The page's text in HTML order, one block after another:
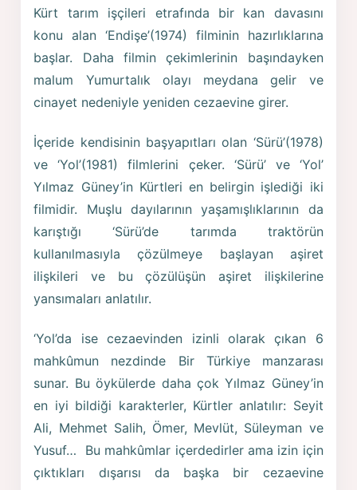
Kürt tarım işçileri etrafında bir kan davasını
konu alan ‘Endişe’(1974) filminin hazırlıklarına
başlar. Daha filmin çekimlerinin başındayken
malum Yumurtalık olayı meydana gelir ve
cinayet nedeniyle yeniden cezaevine girer.
İçeride kendisinin başyapıtları olan ‘Sürü’(1978)
ve ‘Yol’(1981) filmlerini çeker. ‘Sürü’ ve ‘Yol’
Yılmaz Güney’in Kürtleri en belirgin işlediği iki
filmidir. Muşlu dayılarının yaşamışlıklarının da
karıştığı ‘Sürü’de tarımda traktörün
kullanılmasıyla çözülmeye başlayan aşiret
ilişkileri ve bu çözülüşün aşiret ilişkilerine
yansımaları anlatılır.
‘Yol’da ise cezaevinden izinli olarak çıkan 6
mahkûmun nezdinde Bir Türkiye manzarası
sunar. Bu öykülerde daha çok Yılmaz Güney’in
en iyi bildiği karakterler, Kürtler anlatılır: Seyit
Ali, Mehmet Salih, Ömer, Mevlüt, Süleyman ve
Yusuf… Bu mahkûmlar içerdedirler ama izin için
çıktıkları dışarısı da başka bir cezaevine